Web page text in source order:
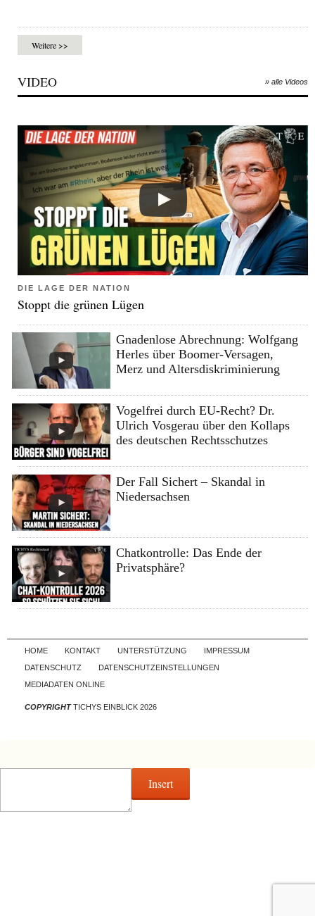
Weitere >>
VIDEO » alle Videos
DIE LAGE DER NATION
Stoppt die grünen Lügen
Gnadenlose Abrechnung: Wolfgang
Herles über Boomer-Versagen,
Merz und Altersdiskriminierung
Vogelfrei durch EU-Recht? Dr.
Ulrich Vosgerau über den Kollaps
des deutschen Rechtsschutzes
Der Fall Sichert – Skandal in
Niedersachsen
Chatkontrolle: Das Ende der
Privatsphäre?
Skip to content
HOME KONTAKT UNTERSTÜTZUNG
IMPRESSUM
DATENSCHUTZ
DATENSCHUTZEINSTELLUNGEN
MEDIADATEN ONLINE
COPYRIGHTTICHYS EINBLICK 2026
Insert